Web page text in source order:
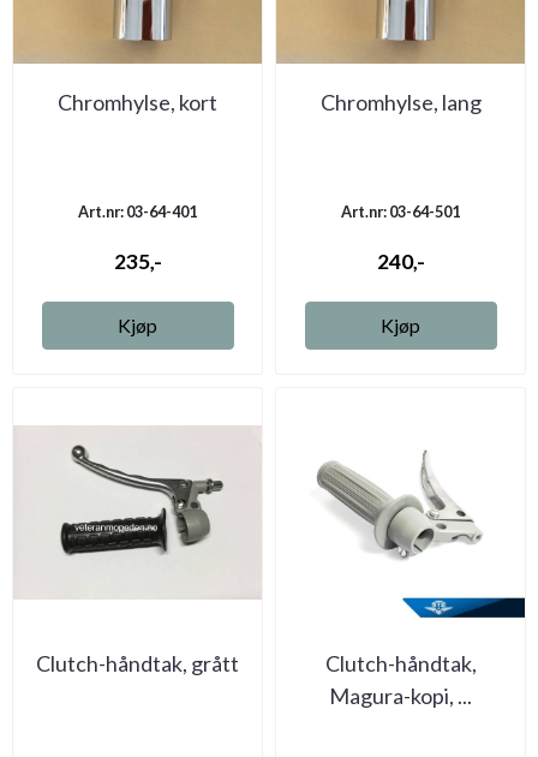
Chromhylse, kort
Art.nr: 03-64-401
235,-
Kjøp
Chromhylse, lang
Art.nr: 03-64-501
240,-
Kjøp
Clutch-håndtak, grått
Clutch-håndtak,
Magura-kopi, ...